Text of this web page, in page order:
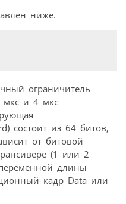
ниже.
ограничитель
мкс и 4 мкс
состоит из 64 битов,
от битовой
(1 или 2
длины
кадр Data или